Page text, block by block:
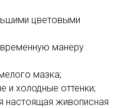
цветовыми
манеру
мазка;
и холодные оттенки;
настоящая живописная